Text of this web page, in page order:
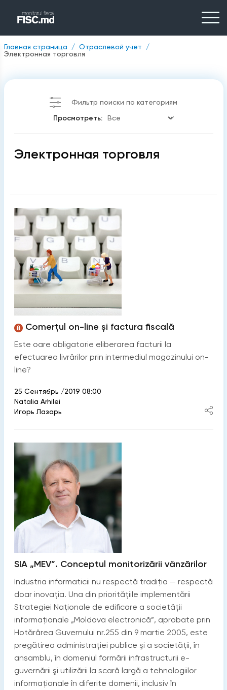
Главная страница
Отраслевой учет
Электронная торговля
Фильтр поиски по категориям
Просмотреть:
Электронная торговля
Comerțul on-line și factura fiscală
Este oare obligatorie eliberarea facturii la
efectuarea livrărilor prin intermediul magazinului on-
line?
25 Сентябрь /2019 08:00
Natalia Arhilei
Игорь Лазарь
SIA „MEV”. Conceptul monitorizării vânzărilor
Industria informaticii nu respectă tradiţia — respectă
doar inovaţia. Una din priorităţiile implementării
Strategiei Naţionale de edificare a societăţii
informaţionale „Moldova electronică”, aprobate prin
Hotărârea Guvernului nr.255 din 9 martie 2005, este
pregătirea administraţiei publice şi a societăţii, în
ansamblu, în domeniul formării infrastructurii e-
guvernării şi utilizării la scară largă a tehnologiilor
informaţionale în diferite domenii, inclusiv în